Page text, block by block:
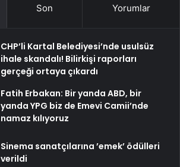
Son Yorumlar
CHP’li Kartal Belediyesi’nde usulsüz
ihale skandalı! Bilirkişi raporları
gerçeği ortaya çıkardı
Fatih Erbakan: Bir yanda ABD, bir
yanda YPG biz de Emevi Camii’nde
namaz kılıyoruz
Sinema sanatçılarına ’emek’ ödülleri
verildi